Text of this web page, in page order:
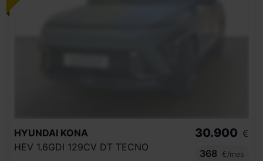
HYUNDAI KONA
HEV 1.6GDI 129CV DT TECNO
30.900 €
368
€/mes